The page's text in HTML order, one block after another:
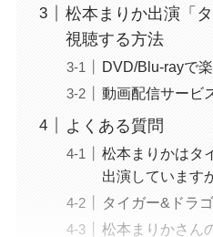
松本まりか出演「
視聴する方法
DVD/Blu-rayで
動画配信サービ
よくある質問
松本まりかはタ
出演しています
タイガー&ドラ
松本まりかさん